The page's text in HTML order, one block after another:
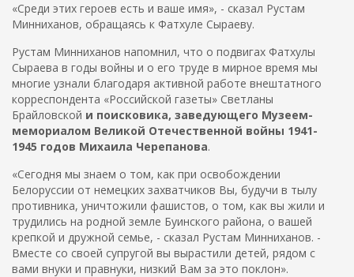
«Среди этих героев есть и ваше имя», - сказал Рустам
Минниханов, обращаясь к Фатхуле Сыраеву.
Рустам Минниханов напомнил, что о подвигах Фатхулы
Сыраева в годы войны и о его труде в мирное время мы
многие узнали благодаря активной работе внештатного
корреспондента «Российской газеты» Светланы
Брайловской и поисковика, заведующего Музеем-
мемориалом Великой Отечественной войны 1941-
1945 годов Михаила Черепанова.
«Сегодня мы знаем о том, как при освобождении
Белоруссии от немецких захватчиков Вы, будучи в тылу
противника, уничтожили фашистов, о том, как вы жили и
трудились на родной земле Буинского района, о вашей
крепкой и дружной семье, - сказал Рустам Минниханов. -
Вместе со своей супругой вы вырастили детей, рядом с
вами внуки и правнуки, низкий Вам за это поклон».